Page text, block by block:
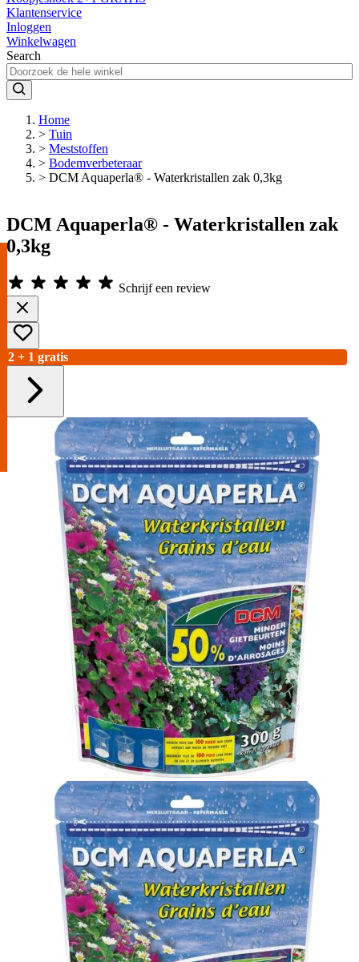
Klantenservice
Inloggen
Winkelwagen
Search
Home
> Tuin
> Meststoffen
> Bodemverbeteraar
> DCM Aquaperla® - Waterkristallen zak 0,3kg
DCM Aquaperla® - Waterkristallen zak
0,3kg
Schrijf een review
2 + 1 gratis